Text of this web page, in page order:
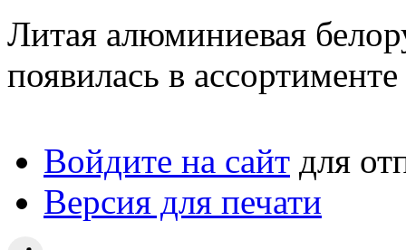
Литая алюминиевая
появилась в
Войдите на сайт для
Версия для печати